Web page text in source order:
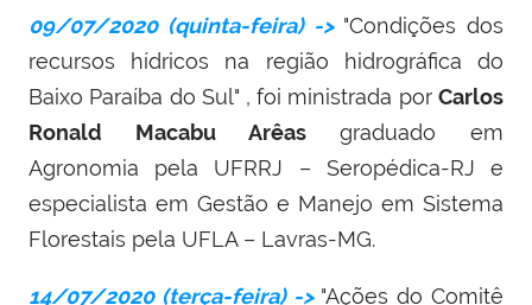
09/07/2020 (quinta-feira) ->"Condições dos
recursos hídricos na região hidrográfica do
Baixo Paraíba do Sul" , foi ministrada por Carlos
Ronald Macabu Arêasgraduado em
Agronomia pela UFRRJ – Seropédica-RJ e
especialista em Gestão e Manejo em Sistema
Florestais pela UFLA – Lavras-MG.
14/07/2020 (terça-feira) ->"Ações do Comitê